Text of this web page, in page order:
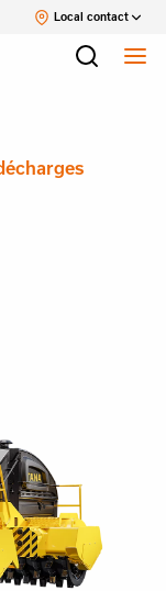
Local contact